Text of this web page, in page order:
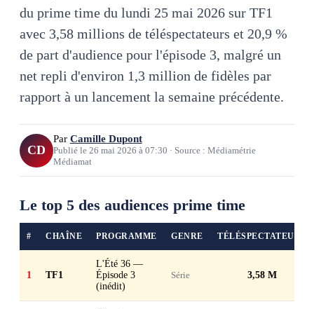
du prime time du lundi 25 mai 2026 sur TF1
avec 3,58 millions de téléspectateurs et 20,9 %
de part d'audience pour l'épisode 3, malgré un
net repli d'environ 1,3 million de fidèles par
rapport à un lancement la semaine précédente.
CD
Par Camille Dupont
Publié le 26 mai 2026 à 07:30 · Source : Médiamétrie
Médiamat
Le top 5 des audiences prime time
# CHAÎNE PROGRAMME GENRE TÉLÉSPECTATEURS
1 TF1
L'Été 36 —
Épisode 3
(inédit)
Série 3,58 M